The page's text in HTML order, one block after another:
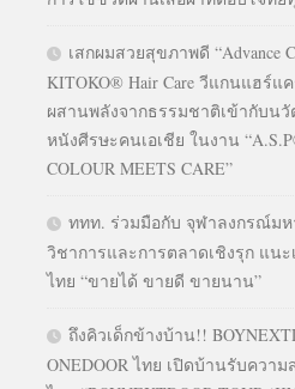
เสกผมสวยสุขภาพดี “Advance
KITOKO® Hair Care วีแกนแฮร์
ผสานพลังจากธรรมชาติเข้ากับนวั
หนังศีรษะคนเอเชีย ในงาน
COLOUR MEETS CARE”
ททท. ร่วมมือกับ จุฬาลงกรณ์ม
วิชาการและการตลาดเชิงรุก แน
ไทย “ขายได้ ขายดี ขายนาน”
ถึงคิวเด็กข้างบ้าน!!
ONEDOOR ไทย เปิดบ้านรับควา